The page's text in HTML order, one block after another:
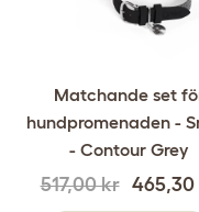
Matchande set
hundpromenaden -
- Contour Grey
517,00 kr 465,30